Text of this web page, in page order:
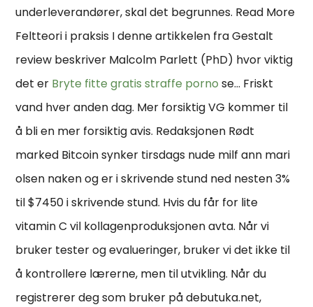
underleverandører, skal det begrunnes. Read More
Feltteori i praksis I denne artikkelen fra Gestalt
review beskriver Malcolm Parlett (PhD) hvor viktig
det er Bryte fitte gratis straffe porno se… Friskt
vand hver anden dag. Mer forsiktig VG kommer til
å bli en mer forsiktig avis. Redaksjonen Rødt
marked Bitcoin synker tirsdags nude milf ann mari
olsen naken og er i skrivende stund ned nesten 3%
til $7450 i skrivende stund. Hvis du får for lite
vitamin C vil kollagenproduksjonen avta. Når vi
bruker tester og evalueringer, bruker vi det ikke til
å kontrollere lærerne, men til utvikling. Når du
registrerer deg som bruker på debutuka.net,